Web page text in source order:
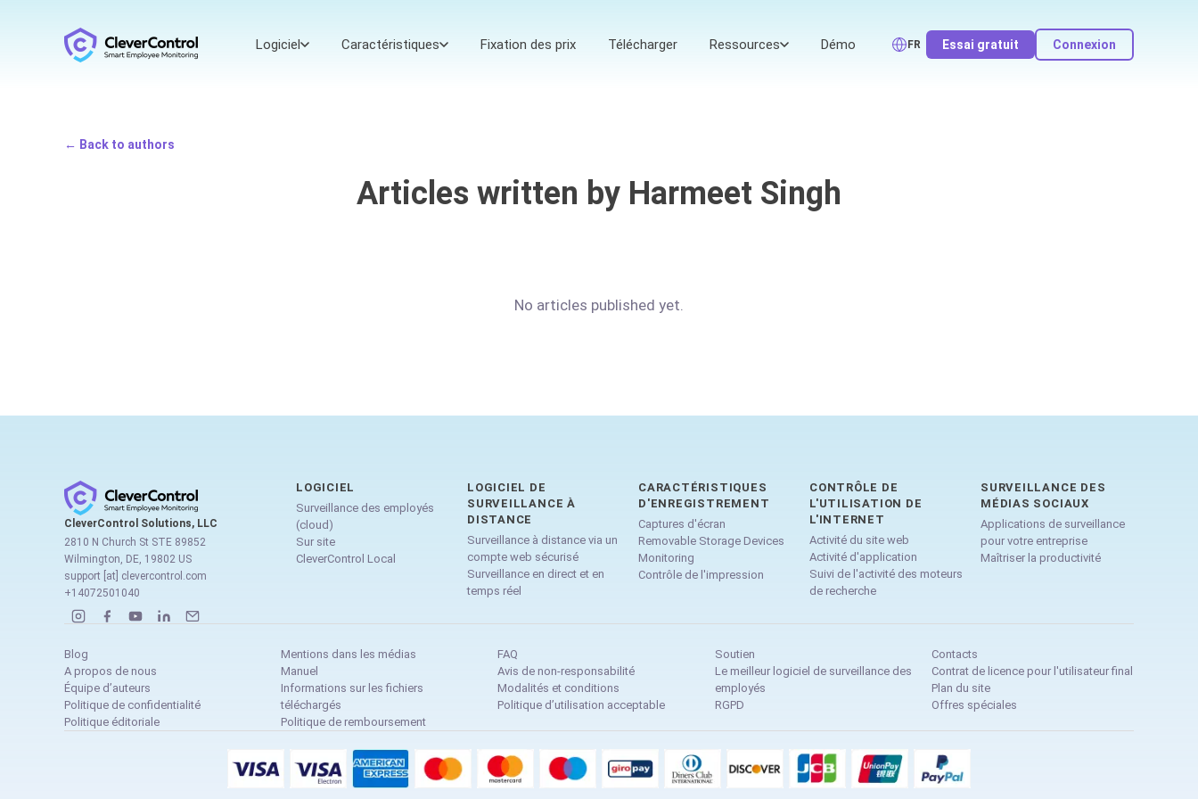
Logiciel Caractéristiques Fixation des prix Télécharger Ressources Démo FR Essai gratuit Connexion
← Back to authors
Articles written by Harmeet Singh
No articles published yet.
CleverControl Solutions, LLC
2810 N Church St STE 89852
Wilmington, DE, 19802 US
support [at] clevercontrol.com
+14072501040
LOGICIEL
Surveillance des employés
(cloud)
Sur site
CleverControl Local
LOGICIEL DE
SURVEILLANCE À
DISTANCE
Surveillance à distance via un
compte web sécurisé
Surveillance en direct et en
temps réel
CARACTÉRISTIQUES
D'ENREGISTREMENT
Captures d'écran
Removable Storage Devices
Monitoring
Contrôle de l'impression
CONTRÔLE DE
L'UTILISATION DE
L'INTERNET
Activité du site web
Activité d'application
Suivi de l'activité des moteurs
de recherche
SURVEILLANCE DES
MÉDIAS SOCIAUX
Applications de surveillance
pour votre entreprise
Maîtriser la productivité
Blog
A propos de nous
Équipe d’auteurs
Politique de confidentialité
Politique éditoriale
Mentions dans les médias
Manuel
Informations sur les fichiers
téléchargés
Politique de remboursement
FAQ
Avis de non-responsabilité
Modalités et conditions
Politique d’utilisation acceptable
Soutien
Le meilleur logiciel de surveillance des
employés
RGPD
Contacts
Contrat de licence pour l'utilisateur final
Plan du site
Offres spéciales